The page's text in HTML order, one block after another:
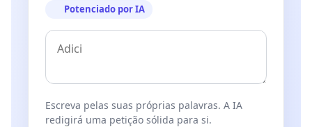
Potenciado por IA
Escreva pelas suas próprias palavras. A IA
redigirá uma petição sólida para si.